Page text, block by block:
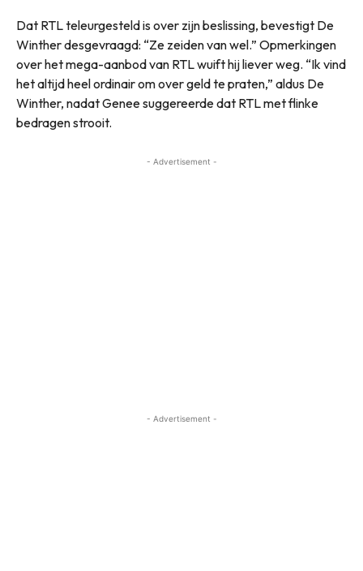
Dat RTL teleurgesteld is over zijn beslissing, bevestigt De
Winther desgevraagd: “Ze zeiden van wel.” Opmerkingen
over het mega-aanbod van RTL wuift hij liever weg. “Ik vind
het altijd heel ordinair om over geld te praten,” aldus De
Winther, nadat Genee suggereerde dat RTL met flinke
bedragen strooit.
- Advertisement -
- Advertisement -